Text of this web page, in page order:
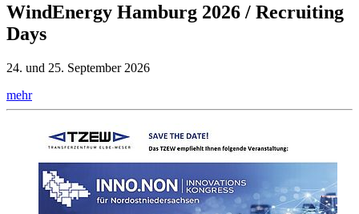
WindEnergy Hamburg 2026 / Recruiting
Days
24. und 25. September 2026
mehr